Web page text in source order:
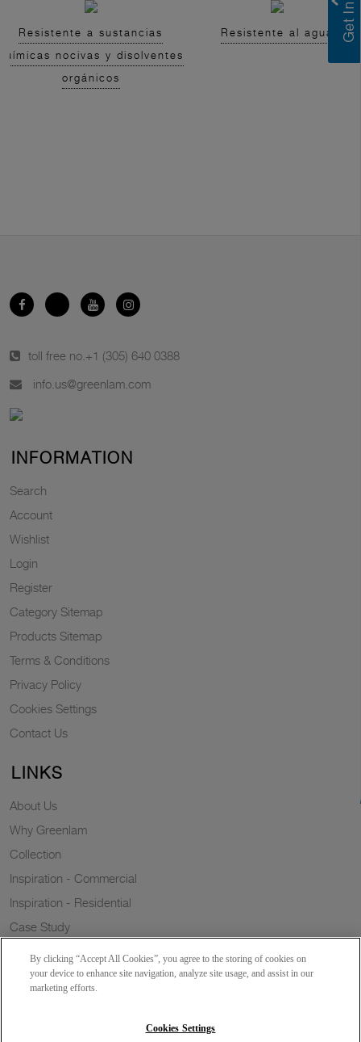
Resistente a sustancias
nocivas y disolventes
orgánicos
Resistente al agua
toll free no. +1 (305) 640 0388
info.us@greenlam.com
INFORMATION
Search
Account
Wishlist
Login
Register
Category Sitemap
Products Sitemap
Terms & Conditions
Privacy Policy
Cookies Settings
Contact Us
LINKS
About Us
Why Greenlam
Collection
Inspiration - Commercial
Inspiration - Residential
Case Study
Resources
By clicking “Accept All Cookies”, you agree to the storing of cookies on
your device to enhance site navigation, analyze site usage, and assist in our
marketing efforts.
Cookies Settings